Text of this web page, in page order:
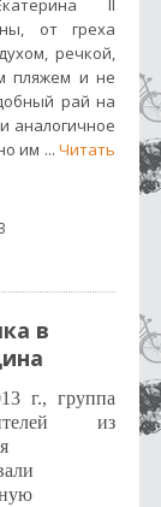
II
от греха
речкой,
пляжем и не
рай на
аналогичное
им ...Читать
в
г., группа
из